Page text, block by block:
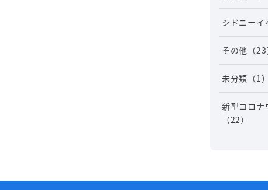
シドニーイ
その他 （23
未分類 （1）
新型コロナ
（22）